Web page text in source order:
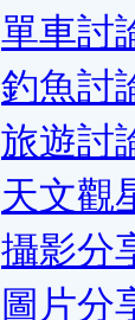
單車討
釣魚討
旅遊討
天文觀
攝影分
圖片分